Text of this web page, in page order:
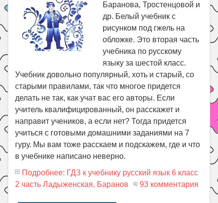
Баранова, Тростенцовой и
др. Белый учебник с
рисунком под гжель на
обложке. Это вторая часть
учебника по русскому
языку за шестой класс.
Учебник довольно популярный, хоть и старый, со
старыми правилами, так что многое придется
делать не так, как учат вас его авторы. Если
учитель квалифицированный, он расскажет и
направит учеников, а если нет? Тогда придется
учиться с готовыми домашними заданиями на 7
гуру. Мы вам тоже расскаем и подскажем, где и что
в учебнике написано неверно.
Подробнее: ГДЗ к учебнику русский язык 6 класс
2 часть Ладыженская, Баранов
93 комментария